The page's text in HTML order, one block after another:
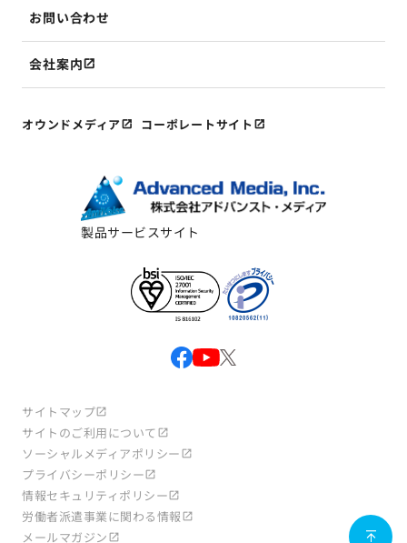
製品サービスサイト
お問い合わせ
会社案内
オウンドメディア コーポレートサイト
サイトマップ
サイトのご利用について
ソーシャルメディアポリシー
プライバシーポリシー
情報セキュリティポリシー
労働者派遣事業に関わる情報
メールマガジン